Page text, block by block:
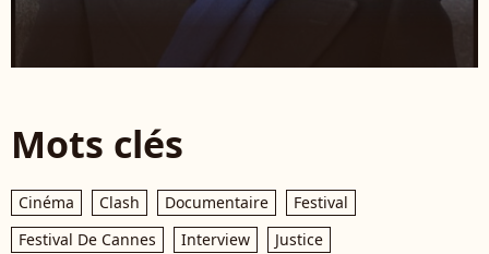
Mots clés
Cinéma Clash Documentaire
Festival
Festival De Cannes
Interview
Justice